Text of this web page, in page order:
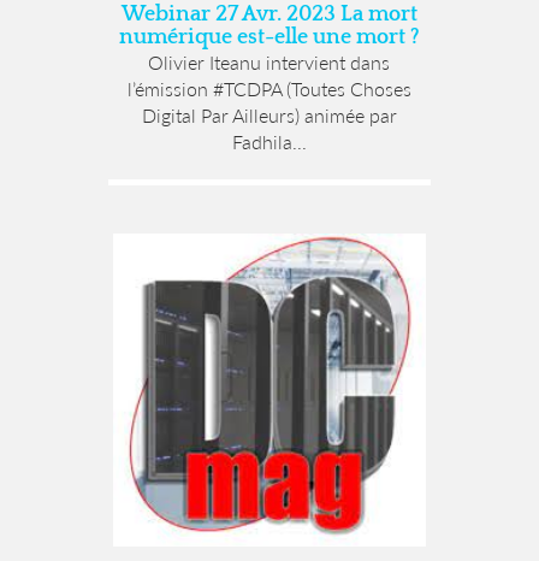
Webinar 27 Avr. 2023 La mort
numérique est-elle une mort ?
Olivier Iteanu intervient dans
l’émission #TCDPA (Toutes Choses
Digital Par Ailleurs) animée par
Fadhila...